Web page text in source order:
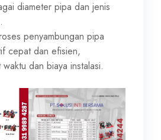
diameter pipa dan jenis
penyambungan pipa
cepat dan efisien,
dan biaya instalasi.